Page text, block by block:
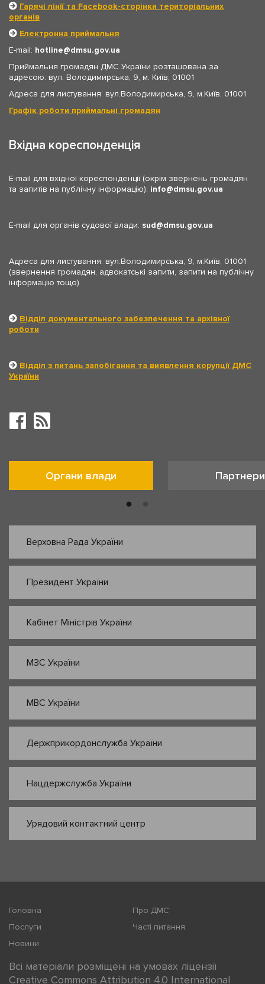
Гарячі лінії та Facebook-сторінки територіальних
органів
Електронна приймальня
E-mail: hotline
dmsu.gov.ua
Приймальня громадян ДМС України розташована за
адресою: вул. Володимирська, 9, м. Київ, 01001
Адреса для листування: вул.Володимирська, 9, м.Київ, 01001
Графік роботи приймальні громадян
Вхідна кореспонденція
E-mail для вхідної кореспонденції (окрім звернень громадян
та запитів на публічну інформацію): info dmsu.gov.ua
E-mail для органів судової влади: sud dmsu.gov.ua
Адреса для листування: вул.Володимирська, 9, м.Київ, 01001
(звернення громадян, адвокатські запити, запити на публічну
інформацію тощо)
Відділ документального забезпечення та архівної
роботи
Відділ з питань запобігання та виявлення корупції ДМС
України
Органи влади Партнери
Верховна Рада України
Президент України
Кабінет Міністрів України
МЗС України
МВС України
Держприкордонслужба України
Нацдержслужба України
Урядовий контактний центр
Головна
Про ДМС
Послуги
Часті питання
Новини
Всі матеріали розміщені на умовах ліцензії
Creative Commons Attribution 4.0 International